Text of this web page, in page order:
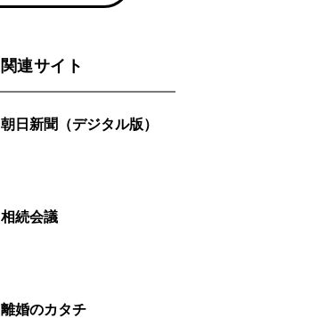
関連サイト
朝日新聞（デジタル版）
相続会議
離婚のカタチ